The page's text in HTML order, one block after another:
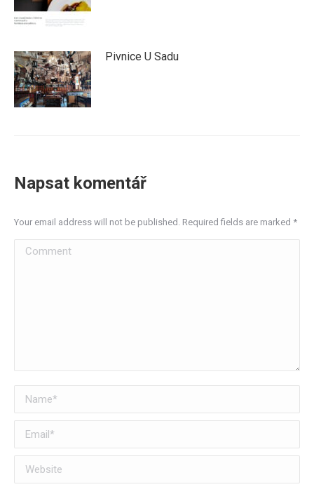
Pivnice U Sadu
Napsat komentář
Your email address will not be published. Required fields are marked *
Comment
Name *
Email *
Website